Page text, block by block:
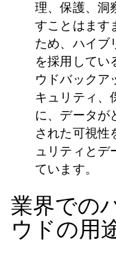
理、保護、洞
すことはます
ため、ハイブ
を採用してい
ウドバックア
キュリティ、
に、データが
された可視性
ュリティとデ
ています。
業界での
ウドの用